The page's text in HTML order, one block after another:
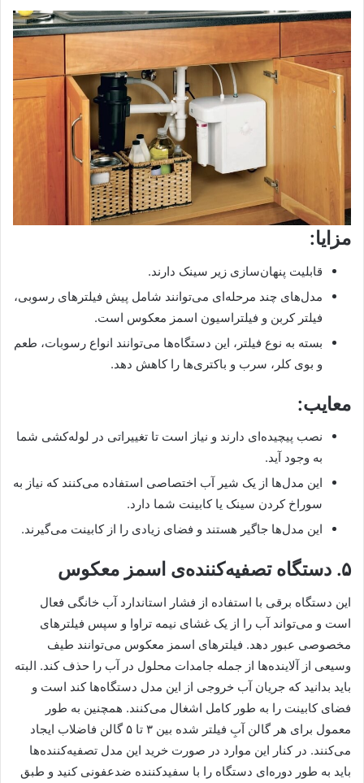
مزایا:
قابلیت پنهان‌سازی زیر سینک دارند.
مدل‌های چند مرحله‌ای می‌توانند شامل پیش فیلترهای رسوبی،
فیلتر کربن و فیلتراسیون اسمز معکوس است.
بسته به نوع فیلتر، این دستگاه‌ها می‌توانند انواع رسوبات، طعم
و بوی کلر، سرب و باکتری‌ها را کاهش دهد.
معایب:
نصب پیچیده‌ای دارند و نیاز است تا تغییراتی در لوله‌کشی شما
به وجود آید.
این مدل‌ها از یک شیر آب اختصاصی استفاده می‌کنند که نیاز به
سوراخ کردن سینک یا کابینت شما دارد.
این مدل‌ها جاگیر هستند و فضای زیادی را از کابینت می‌گیرند.
۵. دستگاه تصفیه‌کننده‌ی اسمز معکوس
این دستگاه برقی با استفاده از فشار استاندارد آب خانگی فعال
است و می‌تواند آب را از یک غشای نیمه تراوا و سپس فیلترهای
مخصوصی عبور دهد. فیلترهای اسمز معکوس می‌توانند طیف
وسیعی از آلاینده‌ها از جمله جامدات محلول در آب را حذف کند. البته
باید بدانید که جریان آب خروجی از این مدل دستگاه‌ها کند است و
فضای کابینت را به طور کامل اشغال می‌کنند. همچنین به طور
معمول برای هر گالن آبِ فیلتر شده بین ۳ تا ۵ گالن فاضلاب ایجاد
می‌کنند. در کنار این موارد در صورت خرید این مدل تصفیه‌کننده‌ها
باید به طور دوره‌ای دستگاه را با سفیدکننده ضدعفونی کنید و طبق